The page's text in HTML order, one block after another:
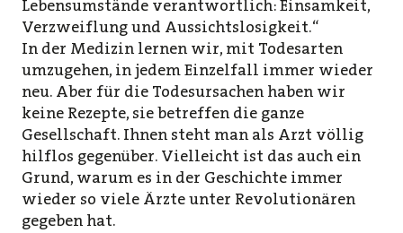
Lebensumstände verantwortlich: Einsamkeit,
Verzweiflung und Aussichtslosigkeit.“
In der Medizin lernen wir, mit Todesarten
umzugehen, in jedem Einzelfall immer wieder
neu. Aber für die Todesursachen haben wir
keine Rezepte, sie betreffen die ganze
Gesellschaft. Ihnen steht man als Arzt völlig
hilflos gegenüber. Vielleicht ist das auch ein
Grund, warum es in der Geschichte immer
wieder so viele Ärzte unter Revolutionären
gegeben hat.